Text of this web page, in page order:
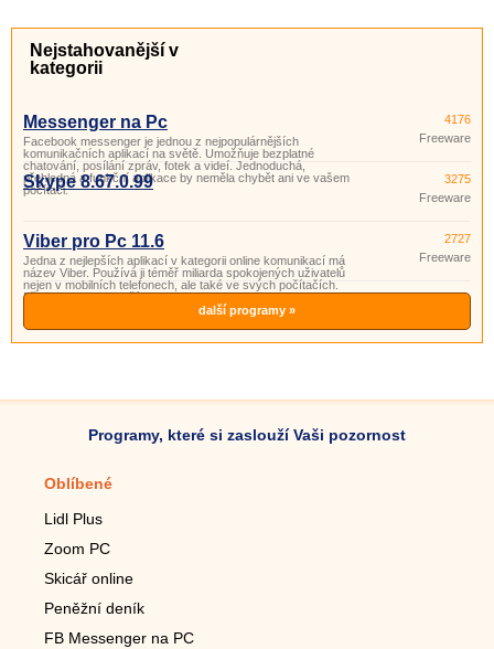
Nejstahovanější v
kategorii
Messenger na Pc
Facebook messenger je jednou z nejpopulárnějších
komunikačních aplikací na světě. Umožňuje bezplatné
chatování, posílání zpráv, fotek a videí. Jednoduchá,
přehledná a funkční aplikace by neměla chybět ani ve vašem
počítači.
4176
Freeware
Skype 8.67.0.99
3275
Freeware
Viber pro Pc 11.6
Jedna z nejlepších aplikací v kategorii online komunikací má
název Viber. Používá ji téměř miliarda spokojených uživatelů
nejen v mobilních telefonech, ale také ve svých počítačích.
Přidejte se k nm a užívejte si bezplatnou komunikaci.
2727
Freeware
další programy »
Programy, které si zaslouží Vaši pozornost
Oblíbené
Lidl Plus
Zoom PC
Skicář online
Peněžní deník
FB Messenger na PC